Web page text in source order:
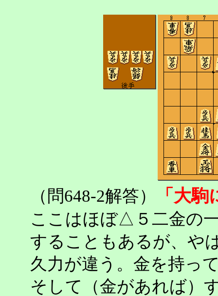
（問648-2解答） 「大
ここはほぼ△５二金の
することもあるが、や
久力が違う。金を持っ
そして（金があれば）